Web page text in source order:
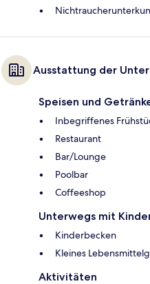
Ausstattung der
Speisen und
Inbegriffenes
Restaurant
Bar/Lounge
Poolbar
Coffeeshop
Unterwegs mit
Kinderbecken
Kleines
Aktivitäten